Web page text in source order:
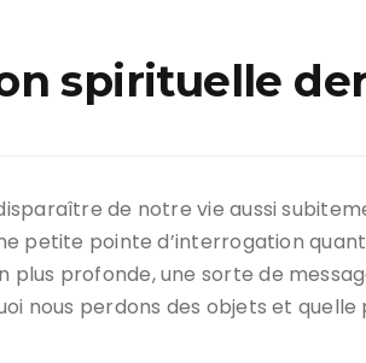
spirituelle
de notre vie aussi
petite pointe d’interrogation
profonde, une sorte de
nous perdons des objets et